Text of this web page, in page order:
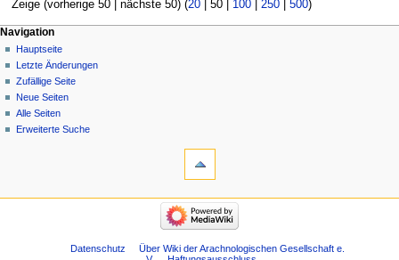
Zeige (vorherige 50| nächste 50) (20| 50| 100| 250| 500)
Navigation
Hauptseite
Letzte Änderungen
Zufällige Seite
Neue Seiten
Alle Seiten
Erweiterte Suche
Datenschutz
Über Wiki der Arachnologischen Gesellschaft e.